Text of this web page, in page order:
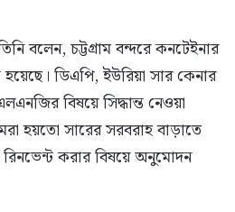
বলেন, চট্টগ্রাম বন্দরে কনটেইনার
হয়েছে। ডিএপি, ইউরিয়া সার কেনার
বিষয়ে সিদ্ধান্ত নেওয়া
হয়তো সারের সরবরাহ বাড়াতে
করার বিষয়ে অনুমোদন